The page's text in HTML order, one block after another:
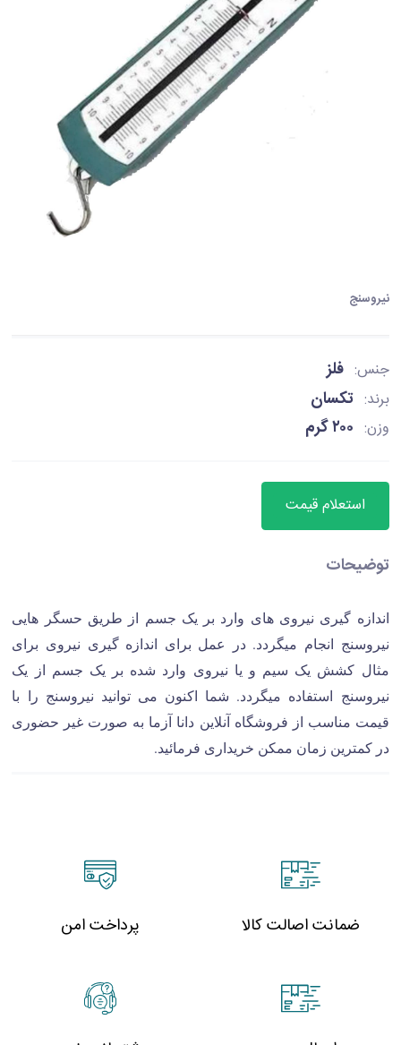
نیروسنج
جنس: فلز
برند: تکسان
وزن: ۲۰۰ گرم
استعلام قیمت
توضیحات
اندازه‌ گیری نیروی های وارد بر یک جسم از طریق حسگر هایی
نیروسنج انجام میگردد. در عمل برای اندازه گیری نیروی برای
مثال کشش یک سیم و یا نیروی وارد شده بر یک جسم از یک
نیروسنج استفاده میگردد. شما اکنون می توانید نیروسنج را با
قیمت مناسب از فروشگاه آنلاین دانا آزما به صورت غیر حضوری
در کمترین زمان ممکن خریداری فرمائید.
ضمانت اصالت کالا پرداخت امن